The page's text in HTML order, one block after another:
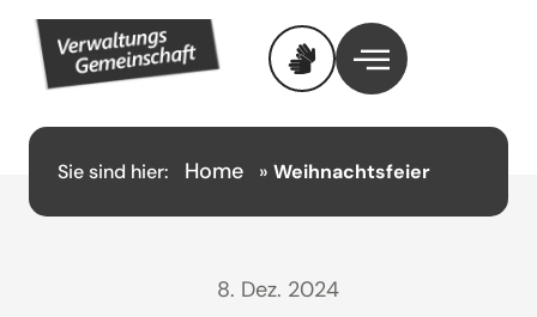
Sie sind hier: Home » Weihnachtsfeier
8. Dez. 2024